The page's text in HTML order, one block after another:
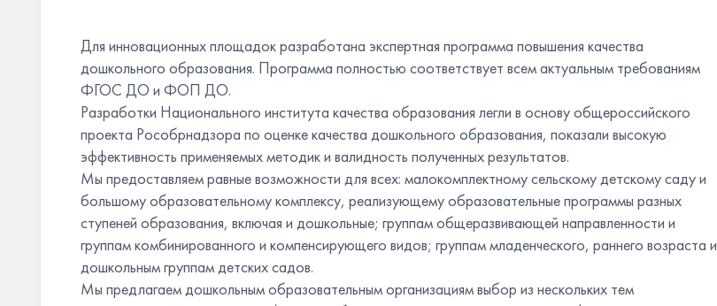
Для инновационных площадок разработана экспертная программа повышения качества
дошкольного образования. Программа полностью соответствует всем актуальным требованиям
ФГОС ДО и ФОП ДО.
Разработки Национального института качества образования легли в основу общероссийского
проекта Рособрнадзора по оценке качества дошкольного образования, показали высокую
эффективность применяемых методик и валидность полученных результатов.
Мы предоставляем равные возможности для всех: малокомплектному сельскому детскому саду и
большому образовательному комплексу, реализующему образовательные программы разных
ступеней образования, включая и дошкольные; группам общеразвивающей направленности и
группам комбинированного и компенсирующего видов; группам младенческого, раннего возраста и
дошкольным группам детских садов.
Мы предлагаем дошкольным образовательным организациям выбор из нескольких тем